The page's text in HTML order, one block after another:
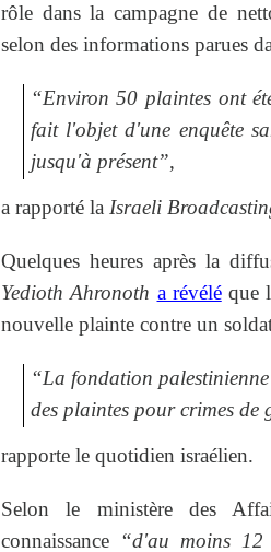
rôle dans la campagne de
selon des informations parues
“Environ 50 plaintes ont
fait l'objet d'une enquête
jusqu'à présent”,
a rapporté la Israeli
Quelques heures après la
Yedioth Ahronoth a révéléque
nouvelle plainte contre un
“La fondation
des plaintes pour crimes
rapporte le quotidien israélien.
Selon le ministère des
connaissance “d'au moins 12